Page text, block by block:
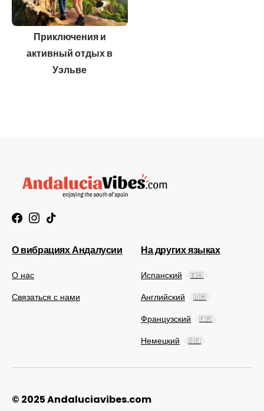
Приключения и
активный отдых в
Уэльве
О вибрациях Андалусии
О нас
Связаться с нами
На других языках
Испанский 🇪🇦
Английский 🇺🇲
Французский 🇫🇷
Немецкий 🇩🇪
© 2025 Andaluciavibes.com